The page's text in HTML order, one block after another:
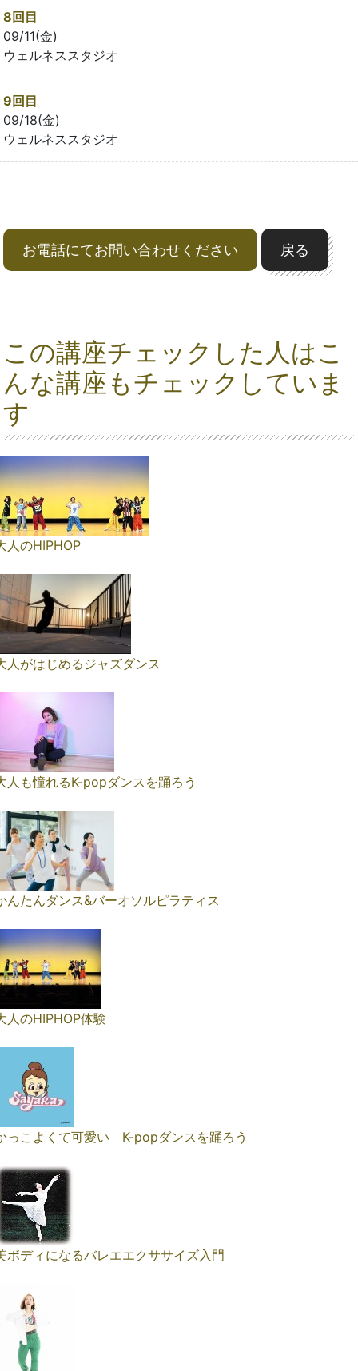
8回目
09/11(金)
ウェルネススタジオ
9回目
09/18(金)
ウェルネススタジオ
お電話にてお問い合わせください 戻る
この講座チェックした人はこ
んな講座もチェックしていま
す
人のHIPHOP
人がはじめるジャズダンス
人も憧れるK-popダンスを踊ろう
んたんダンス&バーオソルピラティス
人のHIPHOP体験
っこよくて可愛い K-popダンスを踊ろう
ボディになるバレエエクササイズ入門